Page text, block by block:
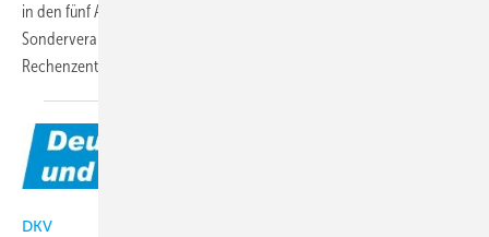
in den fünf Arbeitsabteilungen des DKV und 10 Vorträge in der
Sonderveranstaltung "Energieeffiziente Klimatisierung in
Rechenzentren" am
DKV